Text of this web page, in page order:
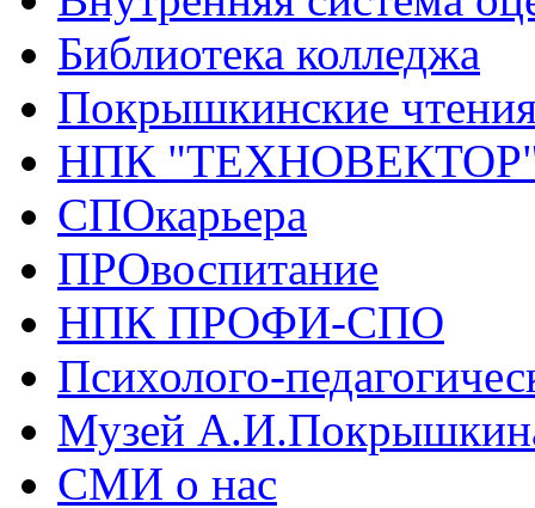
Библиотека колледжа
Покрышкинские
НПК
СПОкарьера
ПРОвоспитание
НПК ПРОФИ-СПО
Психолого-
Музей
СМИ о нас